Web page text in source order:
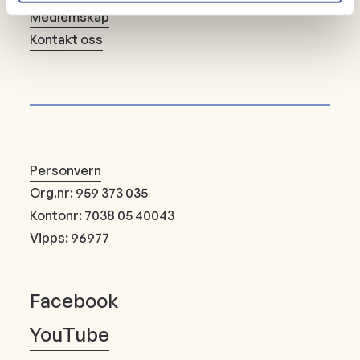
Medlemskap
Kontakt oss
Personvern
Org.nr: 959 373 035
Kontonr: 7038 05 40043
Vipps: 96977
Facebook
YouTube